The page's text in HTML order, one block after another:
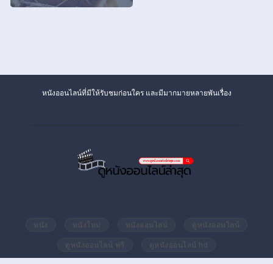
หนังออนไลน์ที่มีให้รับชมก่อนใคร และมีมากมายหลายพันเรื่อง
หนัง หนังใหม่ หนังออนไลน์
ดูหนังออนไลน์
ดูหนังออนไลน์ ฟรี
ดูหนังออนไลน์ hd